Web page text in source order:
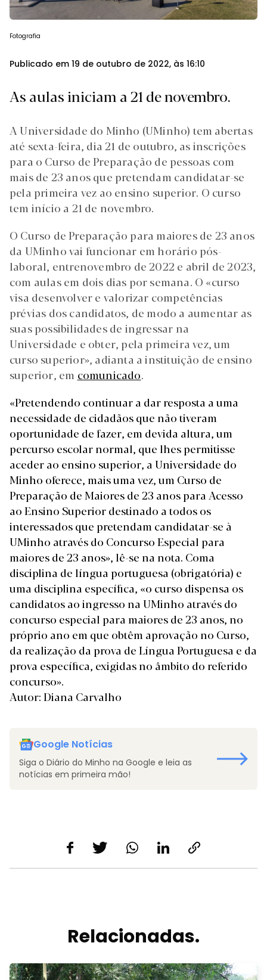
Fotografia
Publicado em 19 de outubro de 2022, às 16:10
As aulas iniciam a 21 de novembro.
A Universidade do Minho (UMinho) tem abertas
até sexta-feira, dia 21 de outubro, as inscrições
para o Curso de Preparação de pessoas com
mais de 23 anos que pretendam candidatar-se
pela primeira vez ao ensino superior. O curso
tem início a 21 de novembro.
O Curso de Preparação para maiores de 23 anos
da UMinho vai funcionar em horário pós-
laboral, entrenovembro de 2022 e abril de 2023,
com aulas em dois dias por semana. O «curso
visa desenvolver e valorizar competências
prévias dos candidatos, de modo a aumentar as
suas possibilidades de ingressar na
Universidade e obter, pela primeira vez, um
curso superior», adianta a instituição de ensino
superior, em comunicado.
«Pretendendo continuar a dar resposta a uma
necessidade de cidadãos que não tiveram
oportunidade de fazer, em devida altura, um
percurso escolar normal, que lhes permitisse
aceder ao ensino superior, a Universidade do
Minho oferece, mais uma vez, um Curso de
Preparação de Maiores de 23 anos para Acesso
ao Ensino Superior destinado a todos os
interessados que pretendam candidatar-se à
UMinho através do Concurso Especial para
maiores de 23 anos», lê-se na nota. Coma
disciplina de língua portuguesa (obrigatória) e
uma disciplina específica, «o curso dispensa os
candidatos ao ingresso na UMinho através do
concurso especial para maiores de 23 anos, no
próprio ano em que obtêm aprovação no Curso,
da realização da prova de Língua Portuguesa e da
prova específica, exigidas no âmbito do referido
concurso».
Autor: Diana Carvalho
Google Notícias
Siga o Diário do Minho na Google e leia as
notícias em primeira mão!
Relacionadas.